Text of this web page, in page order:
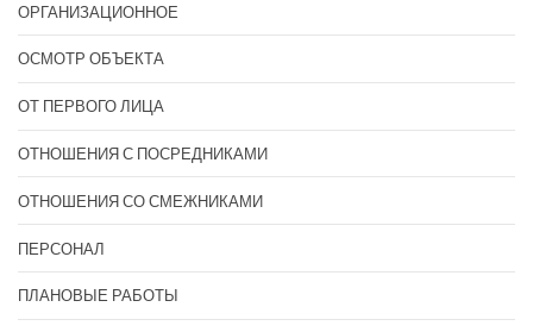
ОРГАНИЗАЦИОННОЕ
ОСМОТР ОБЪЕКТА
ОТ ПЕРВОГО ЛИЦА
ОТНОШЕНИЯ С ПОСРЕДНИКАМИ
ОТНОШЕНИЯ СО СМЕЖНИКАМИ
ПЕРСОНАЛ
ПЛАНОВЫЕ РАБОТЫ